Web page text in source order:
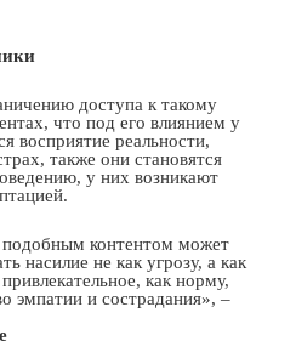
доступа к такому
что под его влиянием у
восприятие реальности,
также они становятся
у них возникают
подобным контентом может
насилие не как угрозу, а как
как норму,
эмпатии и сострадания», –